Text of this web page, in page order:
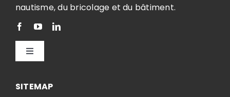
nautisme, du bricolage et du bâtiment.
Toggle
SITEMAP